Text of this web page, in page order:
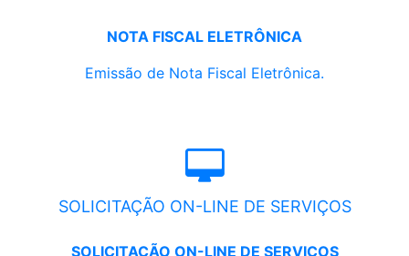
NOTA FISCAL ELETRÔNICA
Emissão de Nota Fiscal Eletrônica.
SOLICITAÇÃO ON-LINE DE SERVIÇOS
SOLICITAÇÃO ON-LINE DE SERVIÇOS